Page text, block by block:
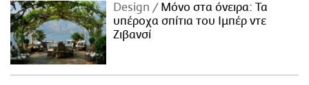
Design
Μόνο στα όνειρα: Τα
υπέροχα σπίτια του Ιμπέρ ντε
Ζιβανσί